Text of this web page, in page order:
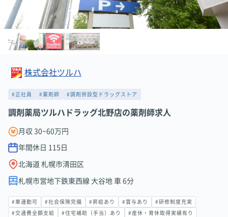
株式会社ツルハ
#正社員 #薬剤師 #調剤併設型ドラッグストア
調剤薬局ツルハドラッグ北野店の薬剤師求人
月収 30~60万円
年間休日 115 日
北海道 札幌市清田区
札幌市営地下鉄東西線 大谷地 車 6分
#車通勤可 #社会保険完備 #昇給あり #賞与あり #研修制度充実
#交通費全額支給 #住宅補助（手当）あり #産休・育休取得実績有り